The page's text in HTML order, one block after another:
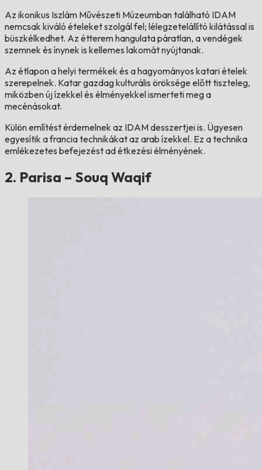
Az ikonikus Iszlám Művészeti Múzeumban található IDAM
nemcsak kiváló ételeket szolgál fel; lélegzetelállító kilátással is
büszkélkedhet. Az étterem hangulata páratlan, a vendégek
szemnek és ínynek is kellemes lakomát nyújtanak.
Az étlapon a helyi termékek és a hagyományos katari ételek
szerepelnek. Katar gazdag kulturális öröksége előtt tiszteleg,
miközben új ízekkel és élményekkel ismerteti meg a
mecénásokat.
Külön említést érdemelnek az IDAM desszertjei is. Ügyesen
egyesítik a francia technikákat az arab ízekkel. Ez a technika
emlékezetes befejezést ad étkezési élményének.
2. Parisa – Souq Waqif